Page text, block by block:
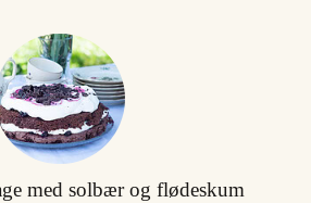
med solbær og flødeskum